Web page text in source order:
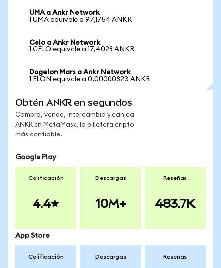
UMA a Ankr Network
1 UMA equivale a 97,1754 ANKR
Celo a Ankr Network
1 CELO equivale a 17,4028 ANKR
Dogelon Mars a Ankr Network
1 ELON equivale a 0,00000823 ANKR
Obtén ANKR en segundos
Compra, vende, intercambia y canjea
ANKR en MetaMask, la billetera cripto
más confiable.
Google Play
Calificación
4.4
Descargas
10M+
Reseñas
483.7K
App Store
Calificación Descargas Reseñas